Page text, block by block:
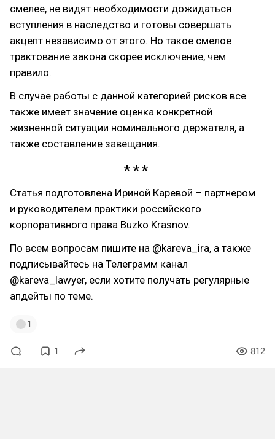
смелее, не видят необходимости дожидаться
вступления в наследство и готовы совершать
акцепт независимо от этого. Но такое смелое
трактование закона скорее исключение, чем
правило.
В случае работы с данной категорией рисков все
также имеет значение оценка конкретной
жизненной ситуации номинального держателя, а
также составление завещания.
Статья подготовлена Ириной Каревой – партнером
и руководителем практики российского
корпоративного права Buzko Krasnov.
По всем вопросам пишите на @kareva_ira, а также
подписывайтесь на Телеграмм канал
@kareva_lawyer, если хотите получать регулярные
апдейты по теме.
1
1 812